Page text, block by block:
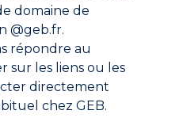
domaine de
@geb.fr.
répondre au
sur les liens ou les
directement
chez GEB.